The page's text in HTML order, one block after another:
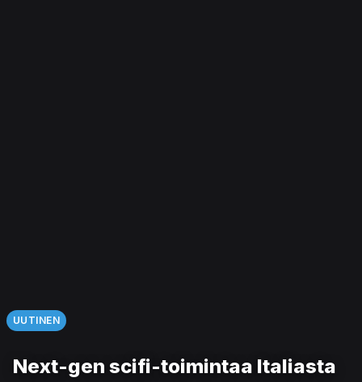
UUTINEN
Next-gen scifi-toimintaa Italiasta